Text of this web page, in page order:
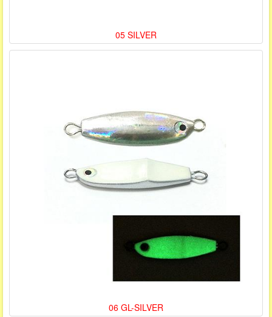
05 SILVER
06 GL-SILVER